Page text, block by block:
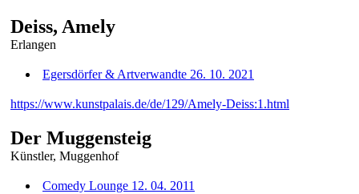
Deiss, Amely
Erlangen
Egersdörfer & Artverwandte 26. 10. 2021
https://www.kunstpalais.de/de/129/Amely-Deiss:1.html
Der Muggensteig
Künstler, Muggenhof
Comedy Lounge 12. 04. 2011